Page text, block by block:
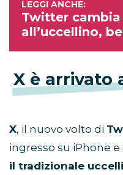
Twitter
all’uccellino,
X è arrivato
X, il nuovo volto di
ingresso su iPhone e
il tradizionale